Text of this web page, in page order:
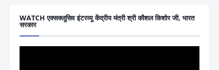
WATCH एक्सक्लूसिव इंटरव्यू केंद्रीय मंत्री श्री कौशल किशोर जी, भारत
सरकार